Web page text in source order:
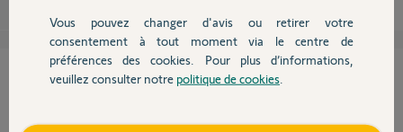
Devis avec un pro
Contact
Cette réponse vous a-t-elle aidé ?
Vous pouvez changer d'avis ou retirer votre
consentement à tout moment via le centre de
préférences des cookies. Pour plus d’informations,
veuillez consulter notre politique de cookies